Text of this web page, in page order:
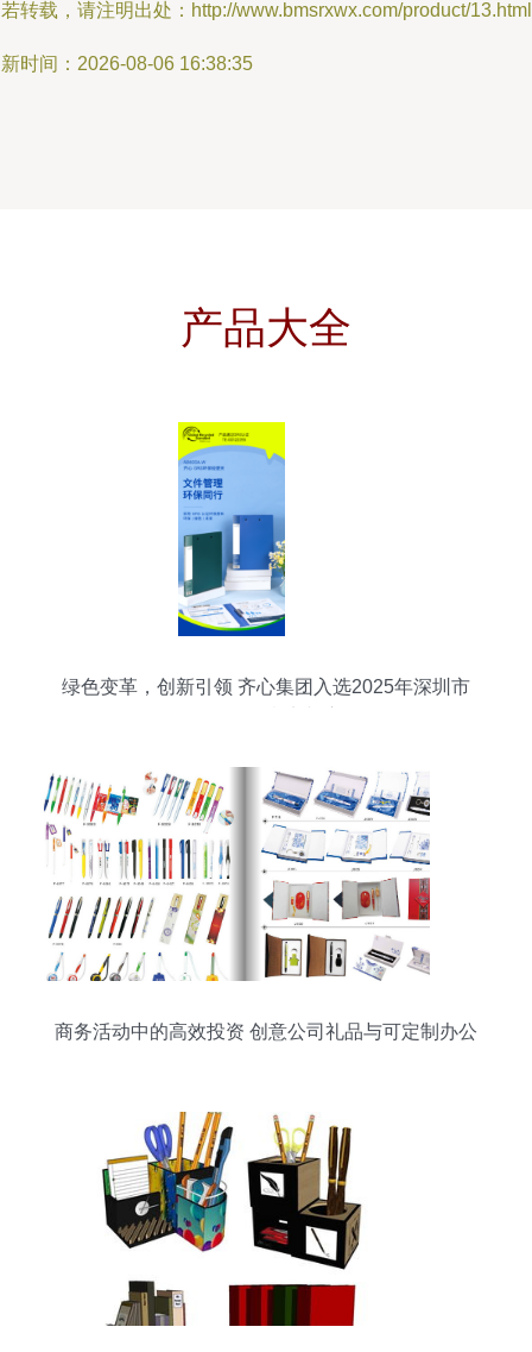
转载，请注明出处：http://www.bmsrxwx.com/product/13.html
时间：2026-08-06 16:38:35
产品大全
绿色变革，创新引领 齐心集团入选2025年深圳市
商务活动中的高效投资 创意公司礼品与可定制办公